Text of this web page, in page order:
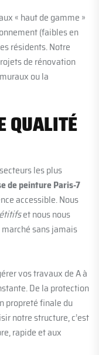
« haut de gamme »
(faibles en
résidents. Notre
de rénovation
ou la
QUALITÉ
les plus
de peinture Paris-7
accessible. Nous
et nous nous
sans jamais
vos travaux de A à
De la protection
propreté finale du
notre structure, c’est
rapide et aux